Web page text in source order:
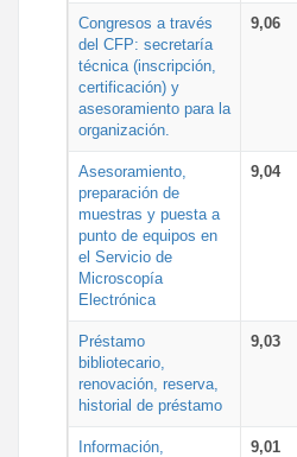
Congresos a través
del CFP: secretaría
técnica (inscripción,
certificación) y
asesoramiento para la
organización.
9,06
Asesoramiento,
preparación de
muestras y puesta a
punto de equipos en
el Servicio de
Microscopía
Electrónica
9,04
Préstamo
bibliotecario,
renovación, reserva,
historial de préstamo
9,03
Información,
9,01